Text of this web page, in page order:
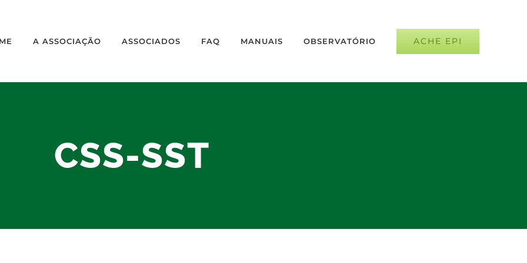
A ASSOCIAÇÃO ASSOCIADOS FAQ MANUAIS OBSERVATÓRIO ACHE EPI
CSS-SST